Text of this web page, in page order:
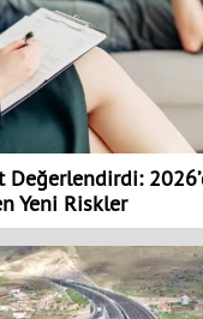
Değerlendirdi:
Yeni Riskler